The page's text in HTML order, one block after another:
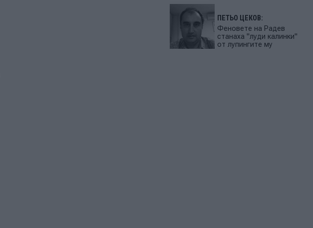
ПЕТЬО ЦЕКОВ:
Феновете на Радев
станаха "луди калинки"
от лупингите му